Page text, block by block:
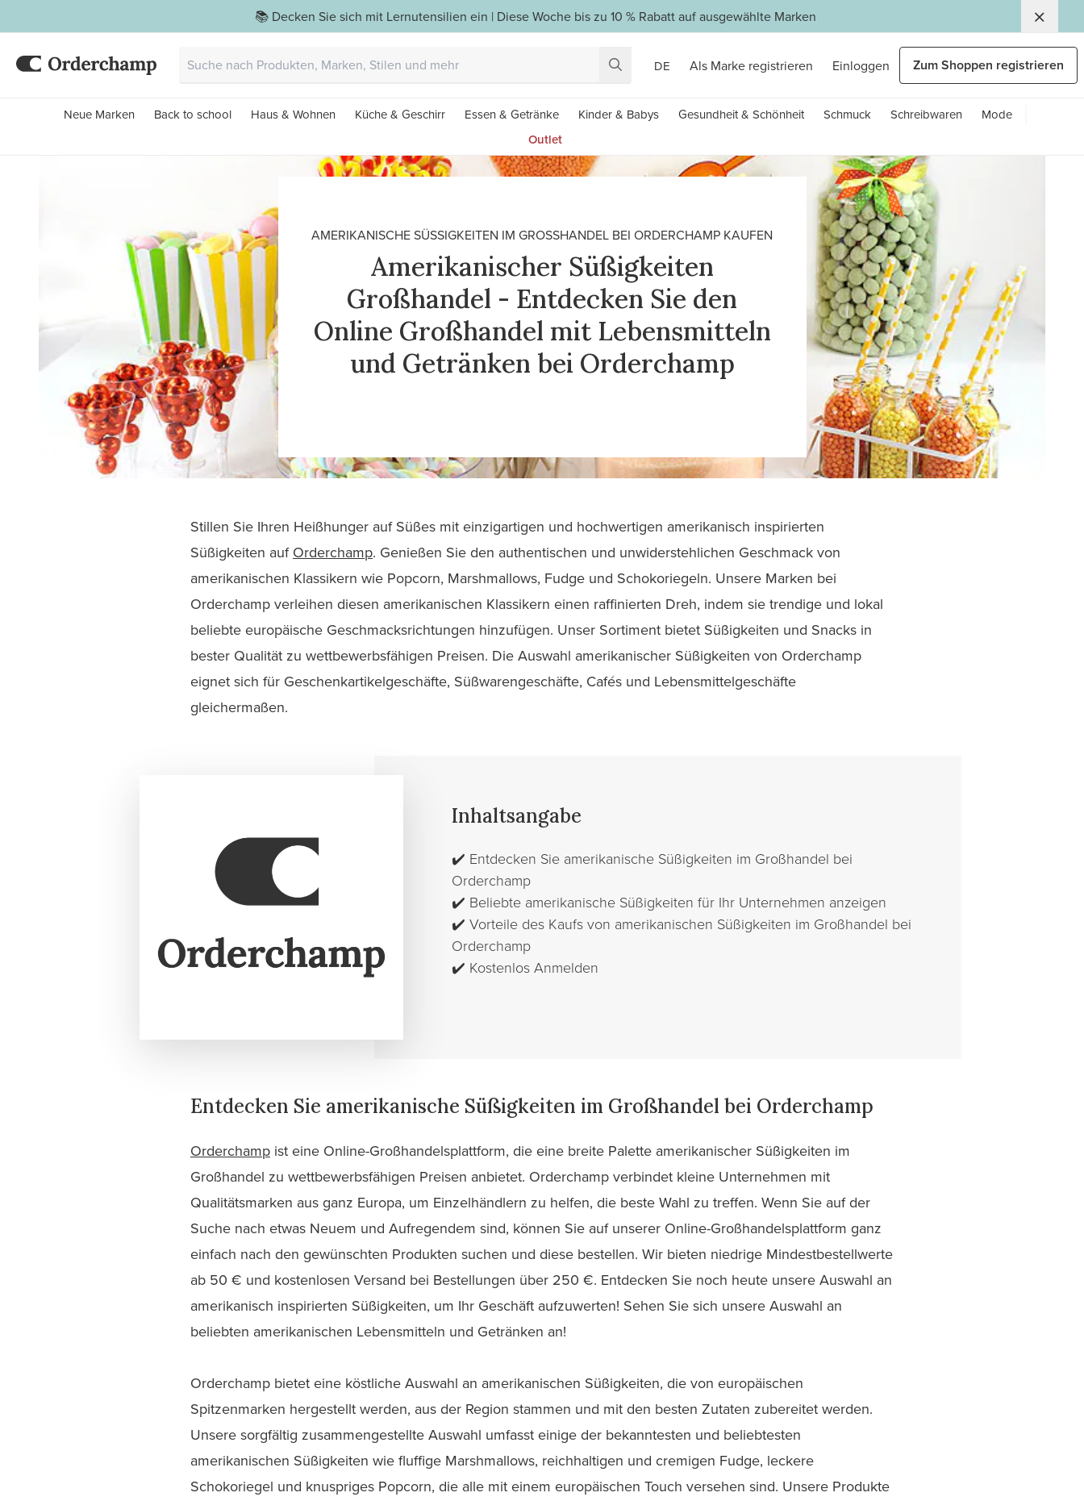
📚 Decken Sie sich mit Lernutensilien ein | Diese Woche bis zu 10 % Rabatt auf ausgewählte Marken
DE Als Marke registrieren Einloggen Zum Shoppen registrieren
Neue Marken Back to school Haus & Wohnen Küche & Geschirr Essen & Getränke Kinder & Babys Gesundheit & Schönheit Schmuck Schreibwaren
Mode
Outlet
AMERIKANISCHE SÜSSIGKEITEN IM GROSSHANDEL BEI ORDERCHAMP KAUFEN
Amerikanischer Süßigkeiten
Großhandel - Entdecken Sie den
Online Großhandel mit Lebensmitteln
und Getränken bei Orderchamp
Stillen Sie Ihren Heißhunger auf Süßes mit einzigartigen und hochwertigen amerikanisch inspirierten
Süßigkeiten auf Orderchamp. Genießen Sie den authentischen und unwiderstehlichen Geschmack von
amerikanischen Klassikern wie Popcorn, Marshmallows, Fudge und Schokoriegeln. Unsere Marken bei
Orderchamp verleihen diesen amerikanischen Klassikern einen raffinierten Dreh, indem sie trendige und lokal
beliebte europäische Geschmacksrichtungen hinzufügen. Unser Sortiment bietet Süßigkeiten und Snacks in
bester Qualität zu wettbewerbsfähigen Preisen. Die Auswahl amerikanischer Süßigkeiten von Orderchamp
eignet sich für Geschenkartikelgeschäfte, Süßwarengeschäfte, Cafés und Lebensmittelgeschäfte
gleichermaßen.
Inhaltsangabe
✔️ Entdecken Sie amerikanische Süßigkeiten im Großhandel bei
Orderchamp
✔️ Beliebte amerikanische Süßigkeiten für Ihr Unternehmen anzeigen
✔️ Vorteile des Kaufs von amerikanischen Süßigkeiten im Großhandel bei
Orderchamp
✔️ Kostenlos Anmelden
Entdecken Sie amerikanische Süßigkeiten im Großhandel bei Orderchamp
Orderchamp ist eine Online-Großhandelsplattform, die eine breite Palette amerikanischer Süßigkeiten im
Großhandel zu wettbewerbsfähigen Preisen anbietet. Orderchamp verbindet kleine Unternehmen mit
Qualitätsmarken aus ganz Europa, um Einzelhändlern zu helfen, die beste Wahl zu treffen. Wenn Sie auf der
Suche nach etwas Neuem und Aufregendem sind, können Sie auf unserer Online-Großhandelsplattform ganz
einfach nach den gewünschten Produkten suchen und diese bestellen. Wir bieten niedrige Mindestbestellwerte
ab 50 € und kostenlosen Versand bei Bestellungen über 250 €. Entdecken Sie noch heute unsere Auswahl an
amerikanisch inspirierten Süßigkeiten, um Ihr Geschäft aufzuwerten! Sehen Sie sich unsere Auswahl an
beliebten amerikanischen Lebensmitteln und Getränken an!
Orderchamp bietet eine köstliche Auswahl an amerikanischen Süßigkeiten, die von europäischen
Spitzenmarken hergestellt werden, aus der Region stammen und mit den besten Zutaten zubereitet werden.
Unsere sorgfältig zusammengestellte Auswahl umfasst einige der bekanntesten und beliebtesten
amerikanischen Süßigkeiten wie fluffige Marshmallows, reichhaltigen und cremigen Fudge, leckere
Schokoriegel und knuspriges Popcorn, die alle mit einem europäischen Touch versehen sind. Unsere Produkte